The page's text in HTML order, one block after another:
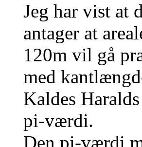
Jeg har vist at
antager at
120m vil gå
med
Kaldes
pi-værdi.
Den pi-værdi